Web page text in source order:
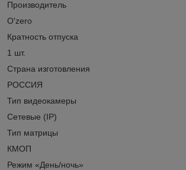
Производитель
O'zero
Кратность отпуска
1 шт.
Страна изготовления
РОССИЯ
Тип видеокамеры
Сетевые (IP)
Тип матрицы
КМОП
Режим «День/ночь»